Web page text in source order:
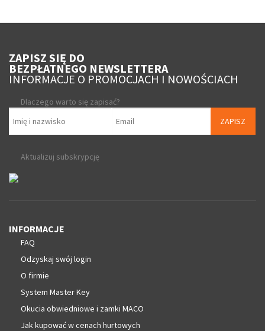
ZAPISZ SIĘ DO
BEZPŁATNEGO NEWSLETTERA
INFORMACJE O PROMOCJACH I NOWOŚCIACH
Dlaczego warto się zapisać?
ZAPISZ
Aktualizuj subskrypcję
INFORMACJE
FAQ
Odzyskaj swój login
O firmie
System Master Key
Okucia obwiedniowe i zamki MACO
Jak kupować w cenach hurtowych